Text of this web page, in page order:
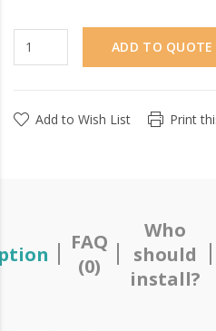
ADD TO QUOTE
Add to Wish List Print
FAQ
(0)
Who
should
install?